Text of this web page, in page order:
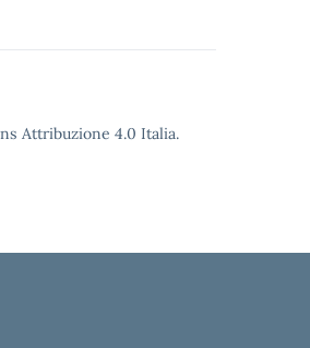
Attribuzione 4.0 Italia.